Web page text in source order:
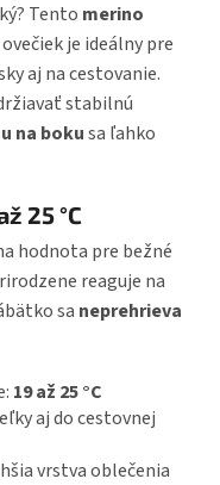
Tento merino
je ideálny pre
aj na cestovanie.
stabilnú
na bokusa ľahko
25 °C
hodnota pre bežné
reaguje na
sa neprehrieva
19 až 25 °C
aj do cestovnej
vrstva oblečenia